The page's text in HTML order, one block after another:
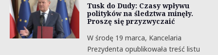
Tusk do Dudy: Czasy wpływu
polityków na śledztwa minęły.
Proszę się przyzwyczaić
W środę 19 marca, Kancelaria
Prezydenta opublikowała treść listu